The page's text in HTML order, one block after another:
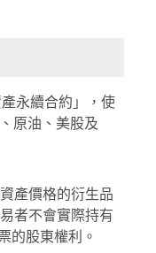
永續合約」，使
原油、美股及
產價格的衍生品
者不會實際持有
的股東權利。